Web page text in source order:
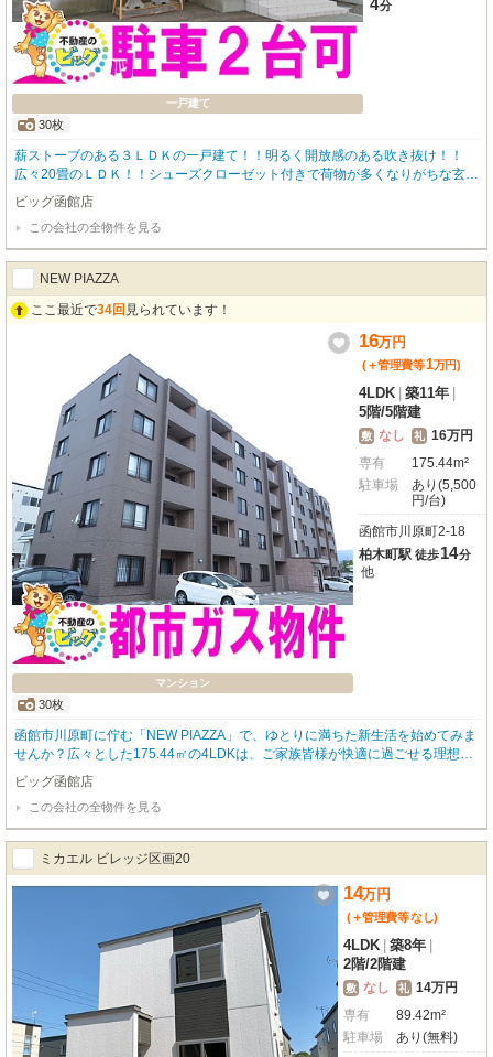
一戸建て
30枚
4分
薪ストーブのある３ＬＤＫの一戸建て！！明るく開放感のある吹き抜け！！
広々20畳のＬＤＫ！！シューズクローゼット付きで荷物が多くなりがちな玄関
もスッキリ収納！！浴室１坪タイプ！！ 物件のお問い合わせはビッグ函館店
【０１３８－８３－６０８３】までお問い合わせください！
ビッグ函館店
この会社の全物件を見る
NEW PIAZZA
ここ最近で34回 見られています！
マンション
30枚
16万円
(＋管理費等1万円)
4LDK 築11年
5階/5階建
敷 なし 礼 16万円
専有
175.44m²
駐車場
あり(5,500
円/台)
函館市川原町2-18
柏木町駅 徒歩14分
他
函館市川原町に佇む「NEW PIAZZA」で、ゆとりに満ちた新生活を始めてみま
せんか？広々とした175.44㎡の4LDKは、ご家族皆様が快適に過ごせる理想の
空間です。最上階の角部屋で、開放感あふれる暮らしが叶います。お料理好き
には嬉しいシステムキッチンには、IHクッキングヒーターや食器洗乾燥機、浄
水器、3口コンロが備わり、毎日のお料理が楽しくなりますね。バス・トイレ
別はもちろん、追い焚き機能付きの広々1坪以上の浴室には窓もあり、浴室乾
燥機や暖房も完備。独立洗面台やトイレ2ヶ所以上など、水回り設備も充実し
ています。インターネット利用料無料は嬉しいポイント。オートロック、モニ
ター付インターホン、防犯カメラでセキュリティも安心です。全居室収納に加
え、納戸やシューズボックスもあり、お部屋をすっきりと保てます。駐車場も
3台分確保可能（別途費用）。徒歩圏内にはコンビニ、スーパー、ドラッグス
トア、飲食店、病院、学校が揃い、日々の暮らしに大変便利です。デザイナー
ズ仕様のこのお部屋で、上質な毎日をぜひご体験ください。
ビッグ函館店
この会社の全物件を見る
ミカエル ビレッジ区画20
14万円
(＋管理費等なし)
4LDK 築8年
2階/2階建
敷 なし 礼 14万円
専有
89.42m²
駐車場
あり(無料)